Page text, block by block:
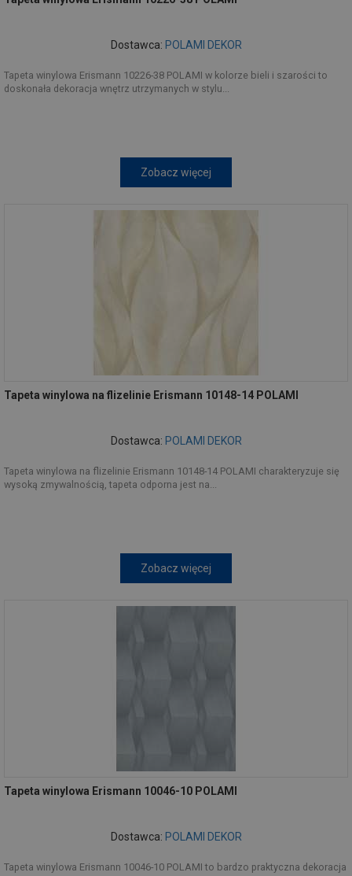
Dostawca: POLAMI DEKOR
Tapeta winylowa Erismann 10226-38 POLAMI w kolorze bieli i szarości to
doskonała dekoracja wnętrz utrzymanych w stylu...
Zobacz więcej
Tapeta winylowa na flizelinie Erismann 10148-14 POLAMI
Dostawca: POLAMI DEKOR
Tapeta winylowa na flizelinie Erismann 10148-14 POLAMI charakteryzuje się
wysoką zmywalnością, tapeta odporna jest na...
Zobacz więcej
Tapeta winylowa Erismann 10046-10 POLAMI
Dostawca: POLAMI DEKOR
Tapeta winylowa Erismann 10046-10 POLAMI to bardzo praktyczna dekoracja